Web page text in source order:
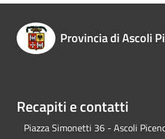
Provincia di Ascoli
Recapiti e contatti
Piazza Simonetti 36 - Ascoli